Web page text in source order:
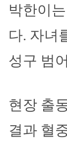
박한이
다. 자녀
성구 범
현장 출
결과 혈